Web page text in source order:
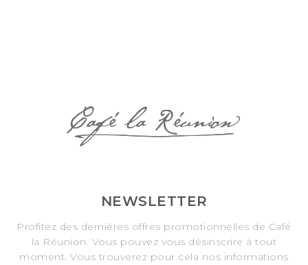
NEWSLETTER
Profitez des dernières offres promotionnelles de Café
la Réunion. Vous pouvez vous désinscrire à tout
moment. Vous trouverez pour cela nos informations